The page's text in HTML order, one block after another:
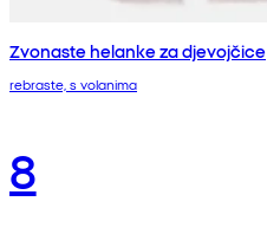
Zvonaste helanke za djevojčice
rebraste, s volanima
8